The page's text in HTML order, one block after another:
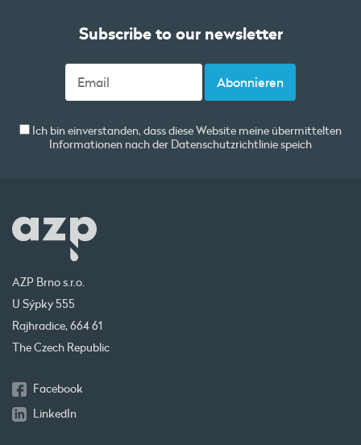
Subscribe to our newsletter
Ich bin einverstanden, dass diese Website meine übermittelten
Informationen nach der Datenschutzrichtliniespeich
AZP Brno s.r.o.
U Sýpky 555
Rajhradice, 664 61
The Czech Republic
Facebook
LinkedIn